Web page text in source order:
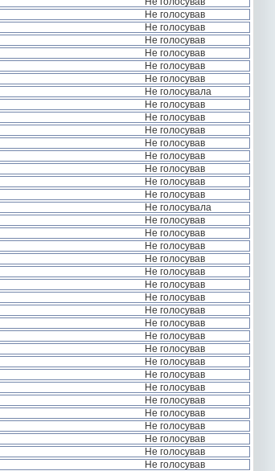
Не голосував
Не голосував
Не голосував
Не голосував
Не голосував
Не голосував
Не голосувала
Не голосував
Не голосував
Не голосував
Не голосував
Не голосував
Не голосував
Не голосував
Не голосував
Не голосувала
Не голосував
Не голосував
Не голосував
Не голосував
Не голосував
Не голосував
Не голосував
Не голосував
Не голосував
Не голосував
Не голосував
Не голосував
Не голосував
Не голосував
Не голосував
Не голосував
Не голосував
Не голосував
Не голосував
Не голосував